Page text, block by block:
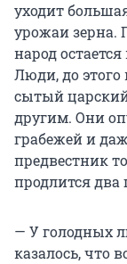
уходит
урожаи зерна.
народ
Люди, до
сытый
другим. Они
грабежей и
предвестник
продлится два
— У голодных
казалось, что